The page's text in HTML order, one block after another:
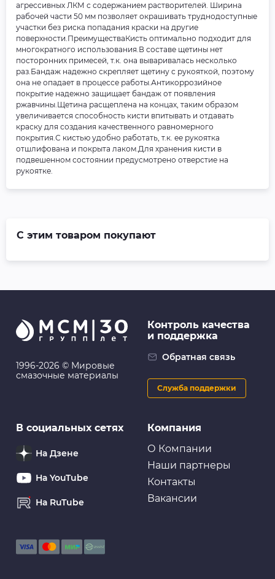
агрессивных ЛКМ с содержанием растворителей. Ширина
рабочей части 50 мм позволяет окрашивать труднодоступные
участки без риска попадания краски на другие
поверхности.ПреимуществаКисть оптимально подходит для
многократного использования.В составе щетины нет
посторонних примесей, т.к. она вываривалась несколько
раз.Бандаж надежно скрепляет щетину с рукояткой, поэтому
она не опадает в процессе работы.Антикоррозийное
покрытие надежно защищает бандаж от появления
ржавчины.Щетина расщеплена на концах, таким образом
увеличивается способность кисти впитывать и отдавать
краску для создания качественного равномерного
покрытия.С кистью удобно работать, т.к. ее рукоятка
отшлифована и покрыта лаком.Для хранения кисти в
подвешенном состоянии предусмотрено отверстие на
рукоятке.
С этим товаром покупают
1996-2026 © Мировые
смазочные материалы
Компания
О Компании
Наши партнеры
Контакты
Вакансии
Контроль качества
и поддержка
Обратная связь
Служба поддержки
В социальных сетях
На Дзене
На YouTube
На RuTube